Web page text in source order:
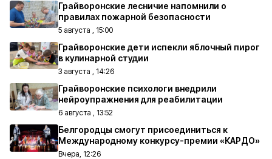
Грайворонские лесничие напомнили о
правилах пожарной безопасности
5 августа , 15:00
Грайворонские дети испекли яблочный пирог
в кулинарной студии
3 августа , 14:26
Грайворонские психологи внедрили
нейроупражнения для реабилитации
6 августа , 13:52
Белгородцы смогут присоединиться к
Международному конкурсу-премии «КАРДО»
Вчера, 12:26